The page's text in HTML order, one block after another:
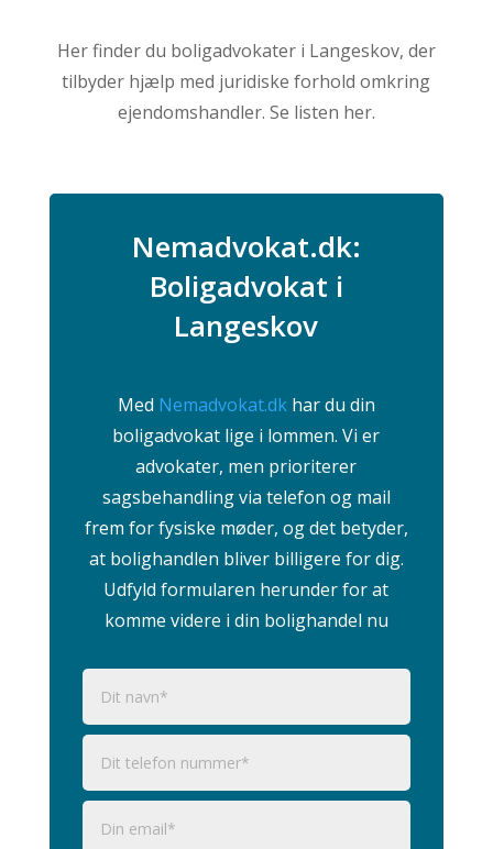
Her finder du boligadvokater i Langeskov, der
tilbyder hjælp med juridiske forhold omkring
ejendomshandler. Se listen her.
Nemadvokat.dk:
Boligadvokat i
Langeskov
Med Nemadvokat.dkhar du din
boligadvokat lige i lommen. Vi er
advokater, men prioriterer
sagsbehandling via telefon og mail
frem for fysiske møder, og det betyder,
at bolighandlen bliver billigere for dig.
Udfyld formularen herunder for at
komme videre i din bolighandel nu